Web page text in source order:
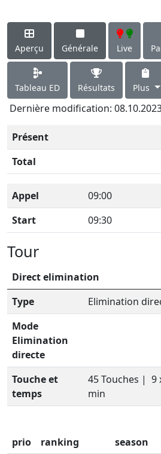
Aperçu Générale Live
Tableau ED Résultats Plus
Dernière modification:
Présent
Total
Appel
09:00
Start
09:30
Tour
Direct elimination
Type
Elimination
Mode
Elimination
directe
Touche et
temps
45 Touches | 9
min
prio ranking season